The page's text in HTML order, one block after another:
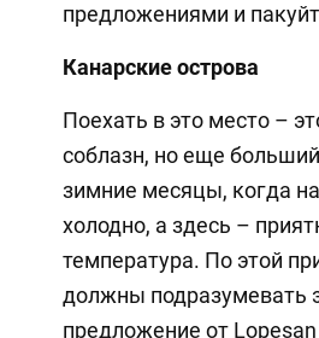
предложениями и
Канарские острова
Поехать в это место –
соблазн, но еще
зимние месяцы, когда
холодно, а здесь –
температура. По этой
должны подразумевать
предложение от